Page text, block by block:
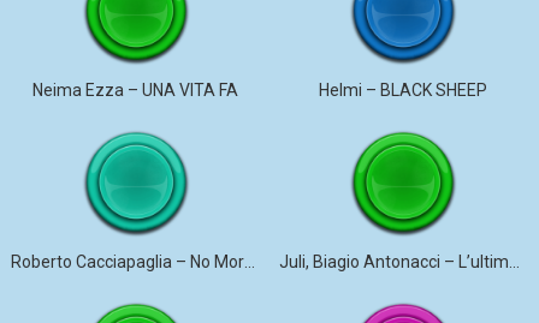
Neima Ezza – UNA VITA FA Helmi – BLACK SHEEP
Roberto Cacciapaglia – No More Violence